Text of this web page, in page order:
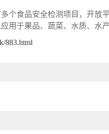
个食品安全检测项目，开放
用于果品、蔬菜、水质、水
883.html